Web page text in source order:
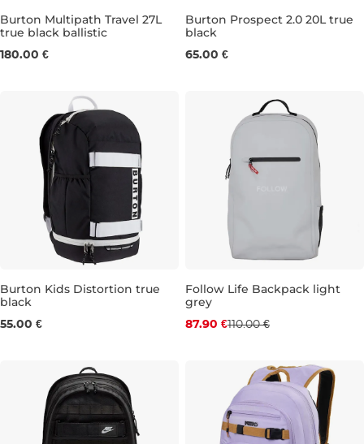
27L 52×33×18 cm
Burton Multipath Travel 27L
true black ballistic
180.00 € 20L 50×32×16 cm
Burton Prospect 2.0 20L true
black
65.00 €
18L 42×25×14 cm
Burton Kids Distortion true
black
55.00 €
Zľava -20 %
Follow Life Backpack light
grey
87.90 €110.00 €